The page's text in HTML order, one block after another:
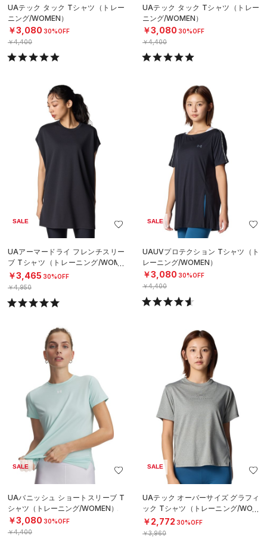
UAテック タック Tシャツ（トレー
ニング/WOMEN）
￥3,080 30%OFF
￥4,400
UAテック タック Tシャツ（トレー
ニング/WOMEN）
￥3,080 30%OFF
￥4,400
SALE
UAアーマードライ フレンチスリー
ブ Tシャツ（トレーニング/WOME
N）
￥3,465 30%OFF
￥4,950
SALE
UAUVプロテクション Tシャツ（ト
レーニング/WOMEN）
￥3,080 30%OFF
￥4,400
SALE
UAバニッシュ ショートスリーブ T
シャツ（トレーニング/WOMEN）
￥3,080 30%OFF
￥4,400
SALE
UAテック オーバーサイズ グラフィ
ック Tシャツ（トレーニング/WOM
EN）
￥2,772 30%OFF
￥3,960